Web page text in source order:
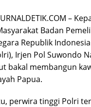
–
Badan
Republik
Irjen Pol Suwondo
bakal membangun
Papua.
perwira tinggi Polri